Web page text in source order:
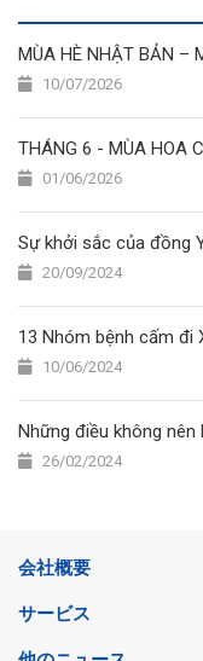
MÙA HÈ NHẬT BẢN –
10/07/2026
THÁNG 6 - MÙA HOA
01/06/2026
Sự khởi sắc của đồng
20/09/2024
13 Nhóm bệnh cấm đi
10/06/2024
Những điều không nên
26/02/2024
会社概要
サービス